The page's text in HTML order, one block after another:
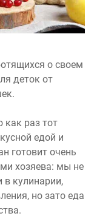
о своем
деток от
как раз тот
едой и
готовит очень
хозяева: мы не
в кулинарии,
но зато еда